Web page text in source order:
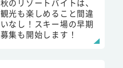
秋のリゾートバイトは、
観光も楽しめること間違
いなし！スキー場の早期
募集も開始します！